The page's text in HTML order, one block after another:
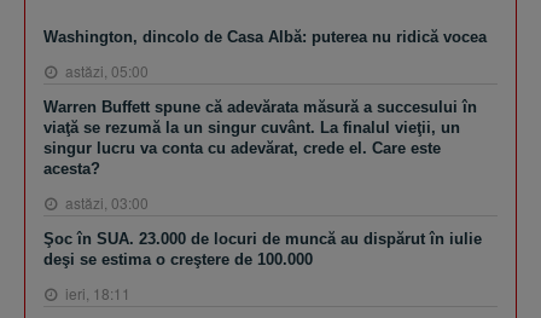
Washington, dincolo de Casa Albă: puterea nu ridică vocea
astăzi, 05:00
Warren Buffett spune că adevărata măsură a succesului în
viaţă se rezumă la un singur cuvânt. La finalul vieţii, un
singur lucru va conta cu adevărat, crede el. Care este
acesta?
astăzi, 03:00
Şoc în SUA. 23.000 de locuri de muncă au dispărut în iulie
deşi se estima o creştere de 100.000
ieri, 18:11